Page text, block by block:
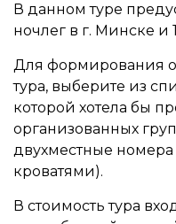
В данном туре
ночлег в г. Минске и
Для формирования
тура, выберите из
которой хотела бы
организованных
двухместные
кроватями).
В стоимость тура